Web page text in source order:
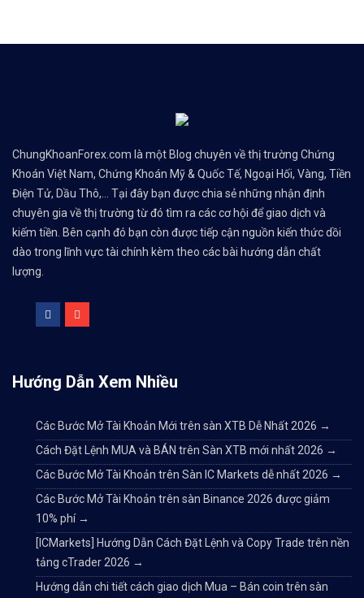
ChungKhoanForex.com là một Blog chuyên về thị trường Chứng
Khoán Việt Nam, Chứng Khoán Mỹ & Quốc Tế, Ngoại Hối, Vàng, Tiền
Điện Tử, Dầu Thô,... Tại đây bạn được chia sẻ những nhận định
chuyên gia về thị trường từ đó tìm ra các cơ hội để giao dịch và
kiếm tiền. Bên cạnh đó bạn còn được tiếp cận nguồn kiến thức dồi
dào trong lĩnh vực tài chính kèm theo các bài hướng dẫn chất
lượng.
Hướng Dẫn Xem Nhiều
Các Bước Mở Tài Khoản Mới trên sàn XTB Dễ Nhất 2026 →
Cách Đặt Lệnh MUA và BÁN trên Sàn XTB mới nhất 2026 →
Các Bước Mở Tài Khoản trên Sàn IC Markets dễ nhất 2026 →
Các Bước Mở Tài Khoản trên sàn Binance 2026 được giảm
10% phí →
[ICMarkets] Hướng Dẫn Cách Đặt Lệnh và Copy Trade trên nền
tảng cTrader 2026 →
Hướng dẫn chi tiết cách giao dịch Mua – Bán coin trên sàn